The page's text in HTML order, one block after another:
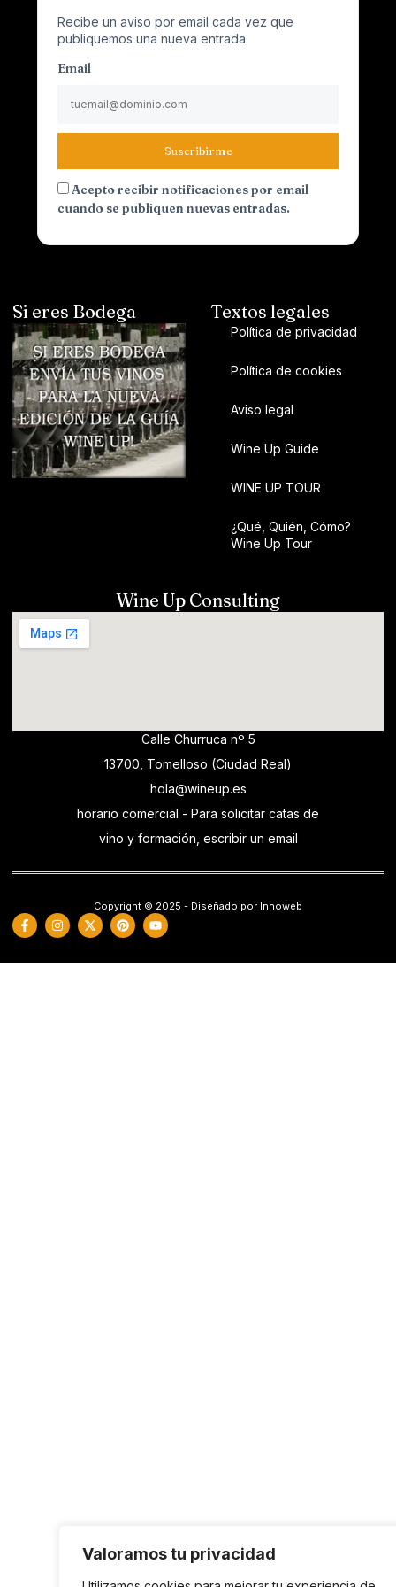
Valoramos tu privacidad
Recibe un aviso por email cada vez que
publiquemos una nueva entrada.
Email
Suscribirme
Acepto recibir notificaciones por email
cuando se publiquen nuevas entradas.
Si eres Bodega Textos legales
Política de privacidad
Política de cookies
Aviso legal
Wine Up Guide
WINE UP TOUR
¿Qué, Quién, Cómo?
Wine Up Tour
Wine Up Consulting
Calle Churruca nº 5
13700, Tomelloso (Ciudad Real)
hola@wineup.es
horario comercial - Para solicitar catas de
vino y formación, escribir un email
Copyright © 2025 - Diseñado por Innoweb